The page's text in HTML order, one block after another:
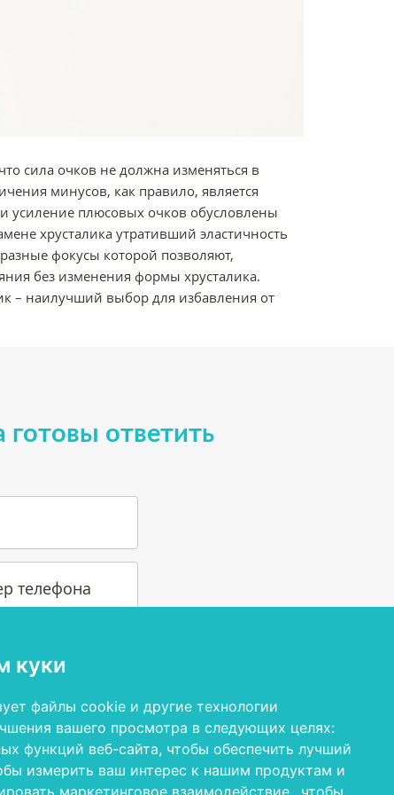
куки
файлы cookie и другие технологии
вашего просмотра в следующих целях:
функций веб-сайта, чтобы обеспечить лучший
измерить ваш интерес к нашим продуктам и
маркетинговое взаимодействие.
чтобы
сила очков не должна изменяться в
минусов, как правило, является
усиление плюсовых очков обусловлены
хрусталика утративший эластичность
фокусы которой позволяют,
без изменения формы хрусталика.
– наилучший выбор для избавления от
готовы ответить
телефона
пользования и политикой